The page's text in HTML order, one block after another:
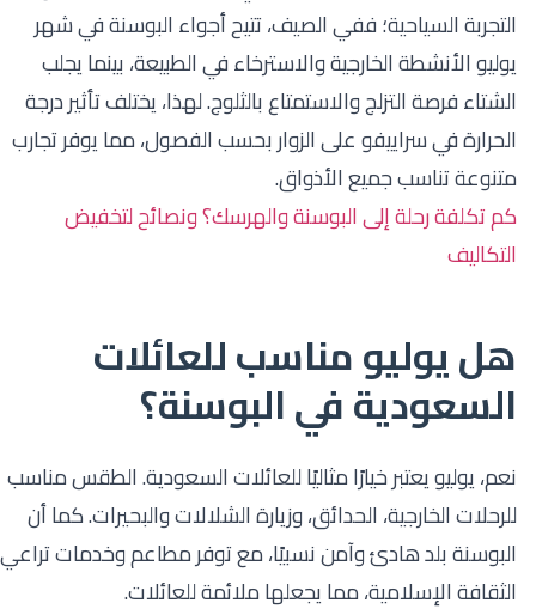
التجربة السياحية؛ ففي الصيف، تتيح أجواء البوسنة في شهر
يوليو الأنشطة الخارجية والاسترخاء في الطبيعة، بينما يجلب
الشتاء فرصة التزلج والاستمتاع بالثلوج. لهذا، يختلف تأثير درجة
الحرارة في سراييفو على الزوار بحسب الفصول، مما يوفر تجارب
متنوعة تناسب جميع الأذواق.
كم تكلفة رحلة إلى البوسنة والهرسك؟ ونصائح لتخفيض
التكاليف
هل يوليو مناسب للعائلات
السعودية في البوسنة؟
نعم، يوليو يعتبر خيارًا مثاليًا للعائلات السعودية. الطقس مناسب
للرحلات الخارجية، الحدائق، وزيارة الشلالات والبحيرات. كما أن
البوسنة بلد هادئ وآمن نسبيًا، مع توفر مطاعم وخدمات تراعي
الثقافة الإسلامية، مما يجعلها ملائمة للعائلات.